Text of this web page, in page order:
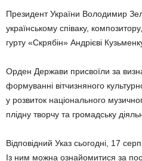
Президент України Володимир
українському співаку,
гурту «Скрябін» Андрієві
Орден Держави присвоїли за
формуванні вітчизняного
у розвиток національного
плідну творчу та громадську
Відповідний Указ сьогодні, 17
Із ним можна ознайомитися за